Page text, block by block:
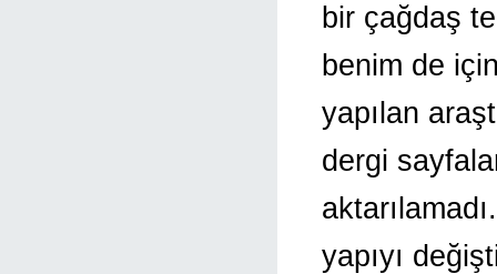
bir çağdaş
benim de
yapılan
dergi
yapıyı